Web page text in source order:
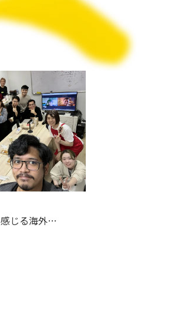
じる海外出